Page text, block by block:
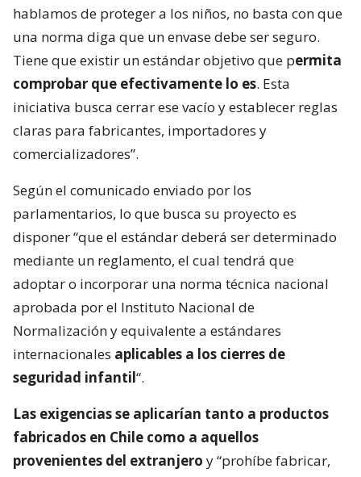
hablamos de proteger a los niños, no basta con que
una norma diga que un envase debe ser seguro.
Tiene que existir un estándar objetivo que permita
comprobar que efectivamente lo es. Esta
iniciativa busca cerrar ese vacío y establecer reglas
claras para fabricantes, importadores y
comercializadores”.
Según el comunicado enviado por los
parlamentarios, lo que busca su proyecto es
disponer “que el estándar deberá ser determinado
mediante un reglamento, el cual tendrá que
adoptar o incorporar una norma técnica nacional
aprobada por el Instituto Nacional de
Normalización y equivalente a estándares
internacionales aplicables a los cierres de
seguridad infantil“.
Las exigencias se aplicarían tanto a productos
fabricados en Chile como a aquellos
provenientes del extranjero y “prohíbe fabricar,